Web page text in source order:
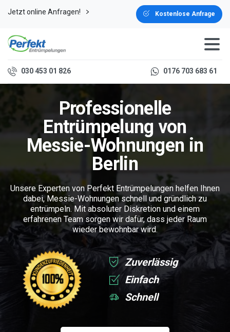
Jetzt online Anfragen! Kostenlose Anfrage
030 453 01 826 0176 703 683 61
Professionelle
Entrümpelung von
Messie-Wohnungen in
Berlin
Unsere Experten von Perfekt Entrümpelungen helfen Ihnen
dabei, Messie-Wohnungen schnell und gründlich zu
entrümpeln. Mit absoluter Diskretion und einem
erfahrenen Team sorgen wir dafür, dass jeder Raum
wieder bewohnbar wird.
Zuverlässig
Einfach
Schnell